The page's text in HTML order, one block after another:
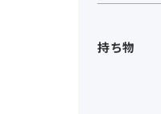
持ち物